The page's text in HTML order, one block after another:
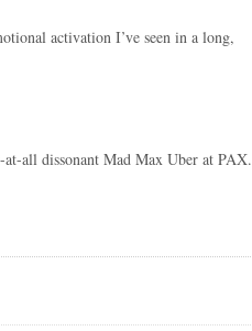
activation I’ve seen in a long,
all dissonant Mad Max Uber at PAX.